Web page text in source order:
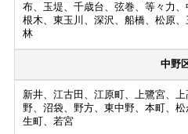
布、玉堤、千歳台、弦巻、等々力
根木、東玉川、深沢、船橋、松原
林
中野
新井、江古田、江原町、上鷺宮、
野、沼袋、野方、東中野、本町、
生町、若宮